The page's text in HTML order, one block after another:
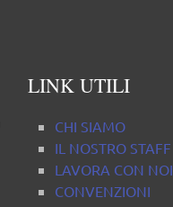
LINK UTILI
CHI SIAMO
IL NOSTRO STAFF
LAVORA CON NOI
CONVENZIONI